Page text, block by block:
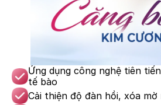
Ứng dụng công nghệ tiên
tế bào
Cải thiện độ đàn hồi, xóa mờ